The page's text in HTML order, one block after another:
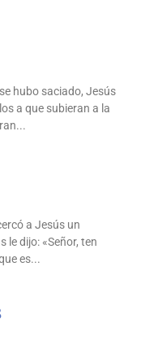
hubo saciado, Jesús
a que subieran a la
a Jesús un
le dijo: «Señor, ten
es